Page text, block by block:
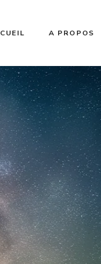
A PROPOS